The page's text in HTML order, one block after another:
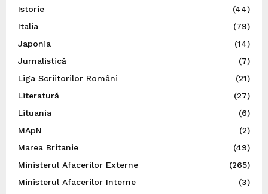
Istorie
(44)
Italia
(79)
Japonia
(14)
Jurnalistică
(7)
Liga Scriitorilor Români
(21)
Literatură
(27)
Lituania
(6)
MApN
(2)
Marea Britanie
(49)
Ministerul Afacerilor Externe
(265)
Ministerul Afacerilor Interne
(3)